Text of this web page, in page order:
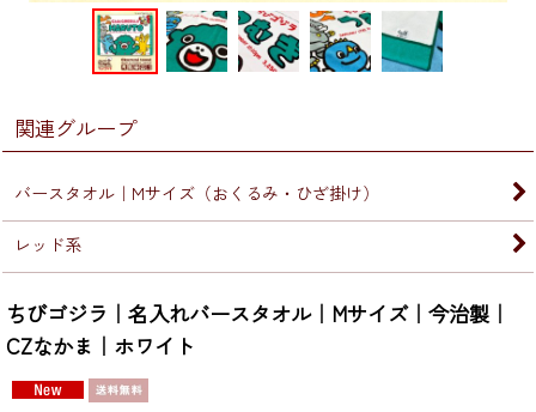
関連グループ
バースタオル｜Mサイズ（おくるみ・ひざ掛け）
レッド系
ちびゴジラ｜名入れバースタオル｜Mサイズ｜今治製｜
CZなかま｜ホワイト